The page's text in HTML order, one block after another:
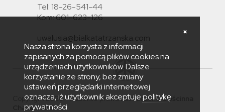
Tel: 18-26-541-44
Kom: 601-623-126
uwalusia@bialkatatrzanska.com
Copyright 2026 - Wszelkie prawa zastrzeżoneGościnna
Chata Waluś
Nasza strona korzysta z informacji
zapisanych za pomocą plików cookies na
urządzeniach użytkowników. Dalsze
korzystanie ze strony, bez zmiany
ustawień przeglądarki internetowej
oznacza, iż użytkownik akceptujepolitykę
prywatności.